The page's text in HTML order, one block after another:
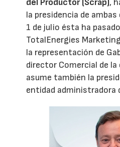
del Productor (Scrap),
la presidencia de
1 de julio ésta ha
TotalEnergies
la representación de
director Comercial de la
asume también la
entidad administradora